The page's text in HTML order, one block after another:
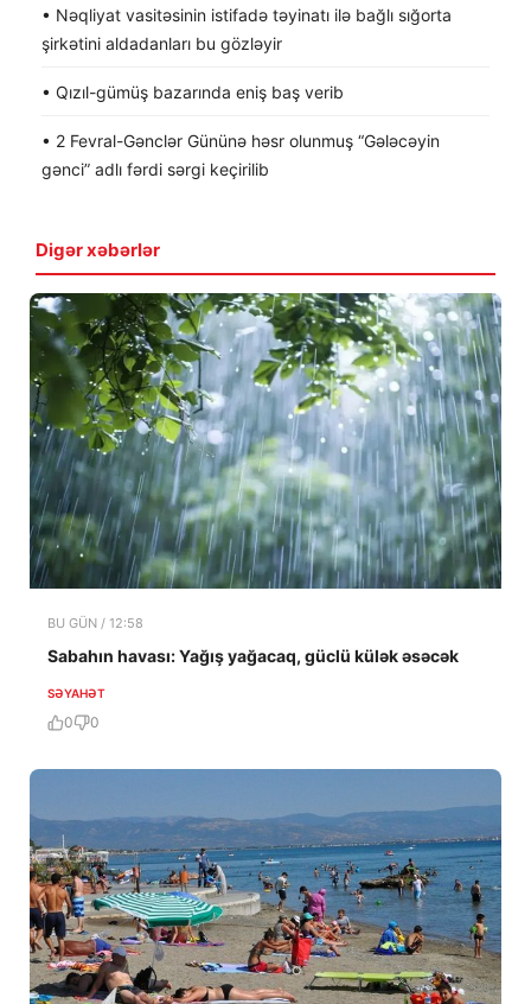
• Nəqliyat vasitəsinin istifadə təyinatı ilə bağlı sığorta
şirkətini aldadanları bu gözləyir
• Qızıl-gümüş bazarında eniş baş verib
• 2 Fevral-Gənclər Gününə həsr olunmuş “Gələcəyin
gənci” adlı fərdi sərgi keçirilib
Digər xəbərlər
BU GÜN / 12:58
Sabahın havası: Yağış yağacaq, güclü külək əsəcək
SƏYAHƏT
0 0